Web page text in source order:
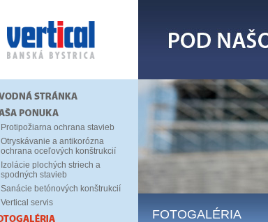
Protipožiarna ochrana stavieb
Otryskávanie a antikorózna
ochrana oceľových konštrukcií
Izolácie plochých striech a
spodných stavieb
Sanácie betónových konštrukcií
Vertical servis
FOTOGALÉRIA